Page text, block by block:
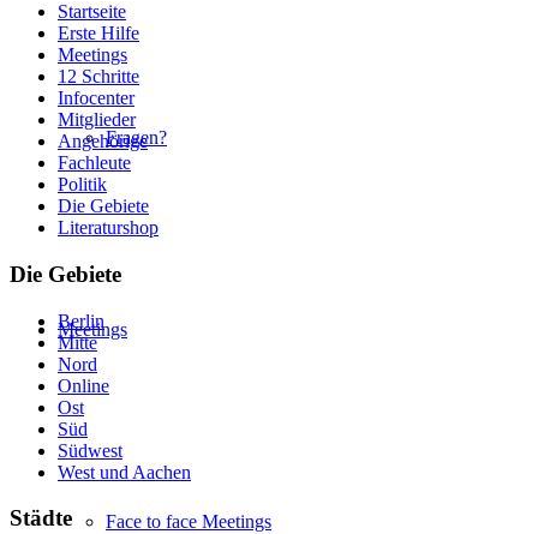
Fragen?
Meetings
Face to face Meetings
Startseite
Erste Hilfe
Meetings
12 Schritte
Infocenter
Mitglieder
Angehörige
Fachleute
Politik
Die Gebiete
Literaturshop
Die Gebiete
Berlin
Mitte
Nord
Online
Ost
Süd
Südwest
West und Aachen
Städte